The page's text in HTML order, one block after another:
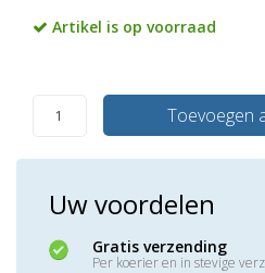
Artikel is op voorraad
Toevoegen
Uw voordelen
Gratis verzending
Per koerier en in stevige